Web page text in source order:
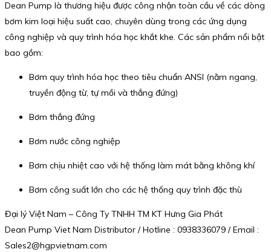
Dean Pump là thương hiệu được công nhận toàn cầu về các dòng
bơm kim loại hiệu suất cao, chuyên dùng trong các ứng dụng
công nghiệp và quy trình hóa học khắt khe. Các sản phẩm nổi bật
bao gồm:
Bơm quy trình hóa học theo tiêu chuẩn ANSI (nằm ngang,
truyền động từ, tự mồi và thẳng đứng)
Bơm thẳng đứng
Bơm nước công nghiệp
Bơm chịu nhiệt cao với hệ thống làm mát bằng không khí
Bơm công suất lớn cho các hệ thống quy trình đặc thù
Đại lý Việt Nam – Công Ty TNHH TM KT Hưng Gia Phát
Dean Pump Viet Nam Distributor / Hotline : 0938336079 / Email :
Sales2@hgpvietnam.com